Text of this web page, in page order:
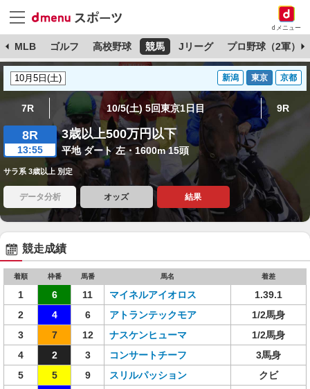
dメニュー
MLB ゴルフ 高校野球 競馬 Jリーグ プロ野球（2軍）
新潟 東京 京都
7R 10/5(土) 5回東京1日目 9R
8R
13:55
3歳以上500万円以下
平地 ダート 左・1600m 15頭
サラ系 3歳以上 別定
データ分析 オッズ 結果
競走成績
着順 枠番 馬番 馬名 着差
1 6 11 マイネルアイオロス
1.39.1
2
4 6 アトランテックモア
1/2馬身
3
7 12 ナスケンヒューマ
1/2馬身
4
2 3 コンサートチーフ
3馬身
5
5 9 スリルパッション
クビ